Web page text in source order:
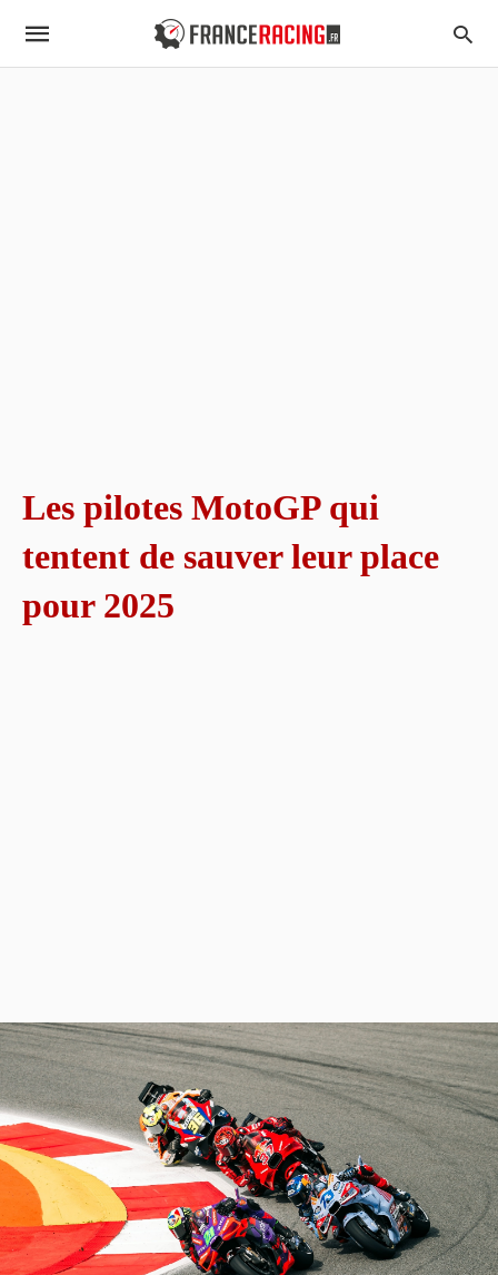
Les pilotes MotoGP qui
tentent de sauver leur place
pour 2025